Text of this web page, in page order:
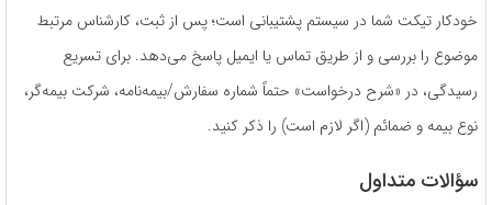
خودکار تیکت شما در سیستم پشتیبانی است؛ پس از ثبت، کارشناس مرتبط
موضوع را بررسی و از طریق تماس یا ایمیل پاسخ می‌دهد. برای تسریع
رسیدگی، در «شرح درخواست» حتماً شماره سفارش/بیمه‌نامه، شرکت بیمه‌گر،
نوع بیمه و ضمائم (اگر لازم است) را ذکر کنید.
سؤالات متداول